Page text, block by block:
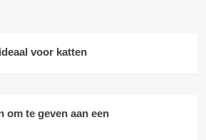
voor katten
om te geven aan een